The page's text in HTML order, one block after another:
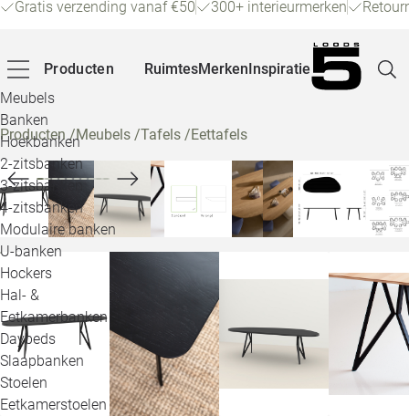
Gratis verzending vanaf €50 300+ interieurmerken
Producten
Meubels
Banken
Hoekbanken
2-zitsbanken
3-zitsbanken
4-zitsbanken
Modulaire banken
U-banken
Hockers
Hal- &
Eetkamerbanken
Daybeds
Slaapbanken
Stoelen
Eetkamerstoelen
RuimtesMerkenInspiratie
Producten/Meubels /Tafels /Eettafels